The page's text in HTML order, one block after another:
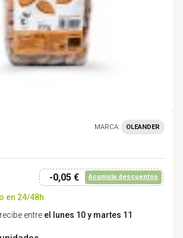
MARCA: OLEANDER
-0,05 € Acumula descuentos
en 24/48h
entre el lunes 10 y martes 11